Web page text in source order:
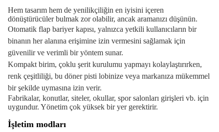
Hem tasarım hem de yenilikçiliğin en iyisini içeren
dönüştürücüler bulmak zor olabilir, ancak aramanızı düşünün.
Otomatik flap bariyer kapısı, yalnızca yetkili kullanıcıların bir
binanın her alanına erişimine izin vermesini sağlamak için
güvenilir ve verimli bir yöntem sunar.
Kompakt birim, çoklu şerit kurulumu yapmayı kolaylaştırırken,
renk çeşitliliği, bu döner pisti lobinize veya markanıza mükemmel
bir şekilde uymasına izin verir.
Fabrikalar, konutlar, siteler, okullar, spor salonları girişleri vb. için
uygundur. Yönetim çok yüksek bir yer gerektirir.
İşletim modları